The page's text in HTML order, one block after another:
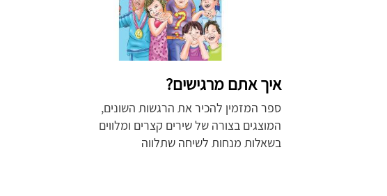
איך אתם מרגישים?
ספר המזמין להכיר את הרגשות השונים,
המוצגים בצורה של שירים קצרים ומלווים
בשאלות מנחות לשיחה שתלווה